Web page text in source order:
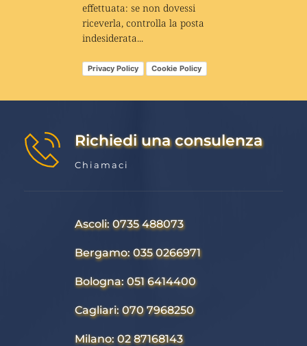
effettuata: se non dovessi
riceverla, controlla la posta
indesiderata...
Privacy Policy Cookie Policy
Richiedi una consulenza
Chiamaci
Ascoli: 0735 488073
Bergamo: 035 0266971
Bologna: 051 6414400
Cagliari: 070 7968250
Milano: 02 87168143